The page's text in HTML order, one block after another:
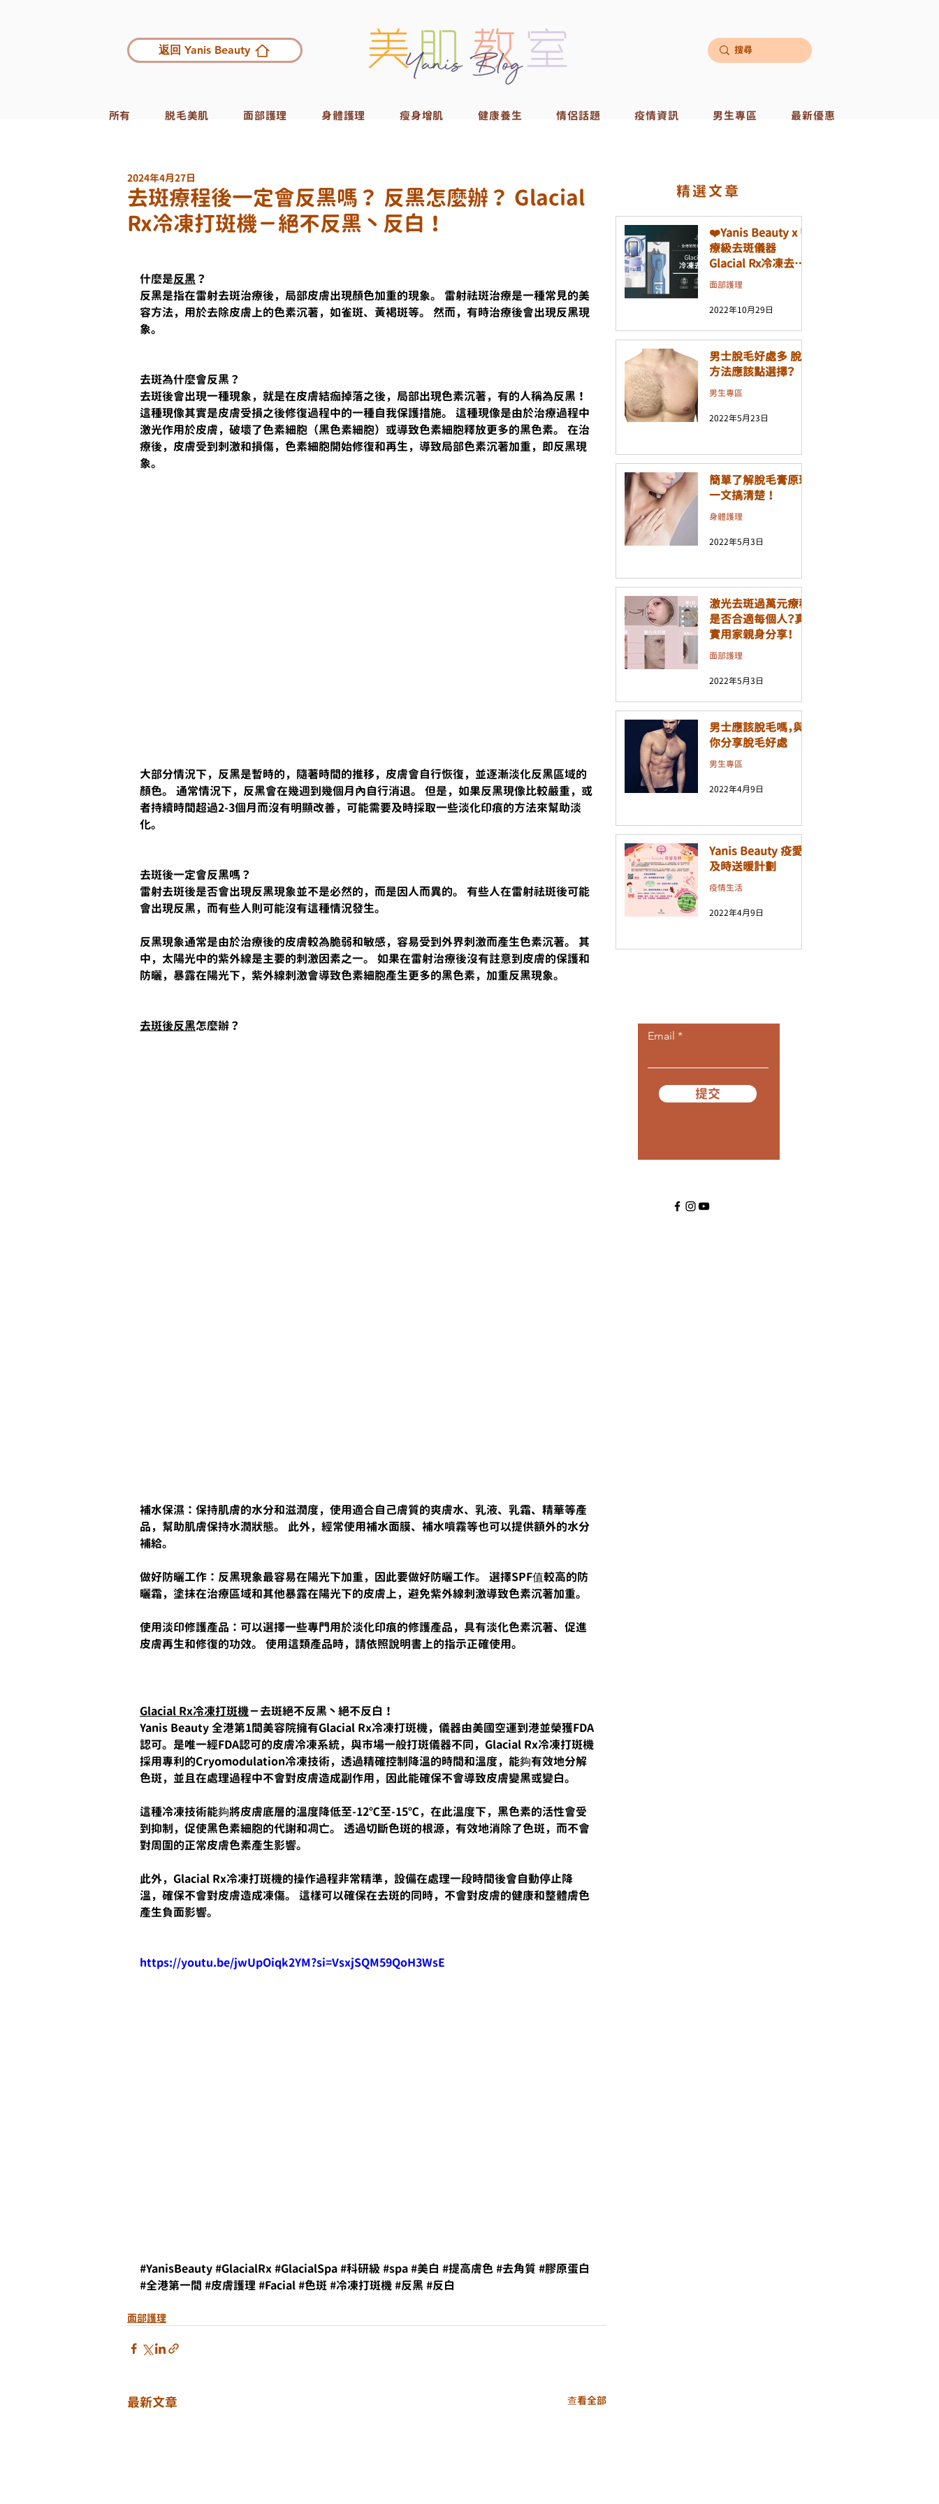
返回 Yanis Beauty
所有 脱毛美肌 面部護理 身體護理 瘦身增肌 健康養生 情侶話題 疫情資訊 男生專區 最新優惠
去斑療程後一定會反黑嗎？ 反黑怎麼辦？ Glacial
Rx冷凍打斑機－絕不反黑丶反白！
2024年4月27日
什麼是反黑 ？
反黑是指在雷射去斑治療後，局部皮膚出現顏色加重的現象。 雷射祛斑治療是一種常見的美
容方法，用於去除皮膚上的色素沉著，如雀斑、黃褐斑等。 然而，有時治療後會出現反黑現
象。
去斑為什麼會反黑？
去斑後會出現一種現象，就是在皮膚結痂掉落之後，局部出現色素沉著，有的人稱為反黑！
這種現像其實是皮膚受損之後修復過程中的一種自我保護措施。 這種現像是由於治療過程中
激光作用於皮膚，破壞了色素細胞（黑色素細胞）或導致色素細胞釋放更多的黑色素。 在治
療後，皮膚受到刺激和損傷，色素細胞開始修復和再生，導致局部色素沉著加重，即反黑現
象。
大部分情況下，反黑是暫時的，隨著時間的推移，皮膚會自行恢復，並逐漸淡化反黑區域的
顏色。 通常情況下，反黑會在幾週到幾個月內自行消退。 但是，如果反黑現像比較嚴重，或
者持續時間超過2-3個月而沒有明顯改善，可能需要及時採取一些淡化印痕的方法來幫助淡
化。
去斑後一定會反黑嗎？
雷射去斑後是否會出現反黑現象並不是必然的，而是因人而異的。 有些人在雷射祛斑後可能
會出現反黑，而有些人則可能沒有這種情況發生。
反黑現象通常是由於治療後的皮膚較為脆弱和敏感，容易受到外界刺激而產生色素沉著。 其
中，太陽光中的紫外線是主要的刺激因素之一。 如果在雷射治療後沒有註意到皮膚的保護和
防曬，暴露在陽光下，紫外線刺激會導致色素細胞產生更多的黑色素，加重反黑現象。
去斑後反黑怎麼辦？
補水保濕：保持肌膚的水分和滋潤度，使用適合自己膚質的爽膚水、乳液、乳霜、精華等產
品，幫助肌膚保持水潤狀態。 此外，經常使用補水面膜、補水噴霧等也可以提供額外的水分
補給。
做好防曬工作：反黑現象最容易在陽光下加重，因此要做好防曬工作。 選擇SPF值較高的防
曬霜，塗抹在治療區域和其他暴露在陽光下的皮膚上，避免紫外線刺激導致色素沉著加重。
使用淡印修護產品：可以選擇一些專門用於淡化印痕的修護產品，具有淡化色素沉著、促進
皮膚再生和修復的功效。 使用這類產品時，請依照說明書上的指示正確使用。
Glacial Rx冷凍打斑機－去斑絕不反黑丶絕不反白！
Yanis Beauty 全港第1間美容院擁有Glacial Rx冷凍打斑機，儀器由美國空運到港並榮獲FDA
認可。是唯一經FDA認可的皮膚冷凍系統，與市場一般打斑儀器不同，Glacial Rx冷凍打斑機
採用專利的Cryomodulation冷凍技術，透過精確控制降溫的時間和溫度，能夠有效地分解
色斑，並且在處理過程中不會對皮膚造成副作用，因此能確保不會導致皮膚變黑或變白。
這種冷凍技術能夠將皮膚底層的溫度降低至-12℃至-15℃，在此溫度下，黑色素的活性會受
到抑制，促使黑色素細胞的代謝和凋亡。 透過切斷色斑的根源，有效地消除了色斑，而不會
對周圍的正常皮膚色素產生影響。
此外，Glacial Rx冷凍打斑機的操作過程非常精準，設備在處理一段時間後會自動停止降
溫，確保不會對皮膚造成凍傷。 這樣可以確保在去斑的同時，不會對皮膚的健康和整體膚色
產生負面影響。
https://youtu.be/jwUpOiqk2YM?si=VsxjSQM59QoH3WsE
#YanisBeauty#GlacialRx #GlacialSpa#科研級#spa#美白 #提高膚色#去角質 #膠原蛋白
#全港第一間 #皮膚護理#Facial#色斑#冷凍打斑機#反黑 #反白
面部護理
最新文章 查看全部
​精選文章
❤️Yanis Beauty x 醫
療級去斑儀器
Glacial Rx冷凍去斑
機❤️
面部護理
2022年10月29日
男士脫毛好處多 脫毛
方法應該點選擇？
男生專區
2022年5月23日
簡單了解脫毛膏原理
一文搞清楚 ！
身體護理
2022年5月3日
激光去斑過萬元療程
是否合適每個人？真
實用家親身分享！
面部護理
2022年5月3日
男士應該脫毛嗎，與
你分享脫毛好處
男生專區
2022年4月9日
Yanis Beauty 疫愛
及時送暖計劃
疫情生活
2022年4月9日
Email
提交